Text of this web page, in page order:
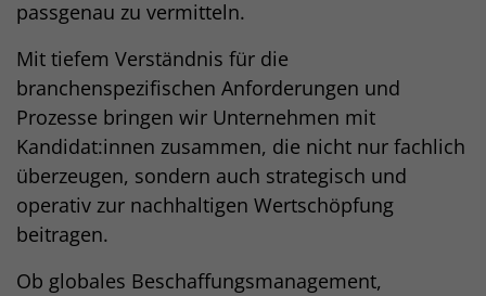
passgenau zu vermitteln.
Mit tiefem Verständnis für die
branchenspezifischen Anforderungen und
Prozesse bringen wir Unternehmen mit
Kandidat:innen zusammen, die nicht nur fachlich
überzeugen, sondern auch strategisch und
operativ zur nachhaltigen Wertschöpfung
beitragen.
Ob globales Beschaffungsmanagement,